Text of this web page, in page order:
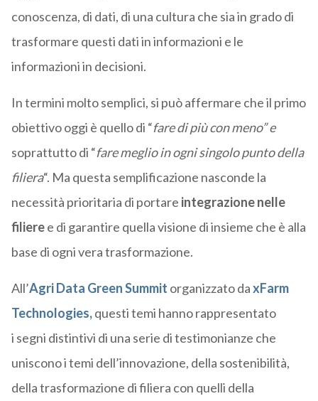
conoscenza, di dati, di una cultura che sia in grado di
trasformare questi dati in informazioni e le
informazioni in decisioni.
In termini molto semplici, si può affermare che il primo
obiettivo oggi è quello di “fare di più con meno” e
soprattutto di “fare meglio in ogni singolo punto della
filiera“. Ma questa semplificazione nasconde la
necessità prioritaria di portare integrazione nelle
filieree di garantire quella visione di insieme che è alla
base di ogni vera trasformazione.
All’Agri Data Green Summit organizzato daxFarm
Technologies,questi temi hanno rappresentato
i segni distintivi di una serie di testimonianze che
uniscono i temi dell’innovazione, della sostenibilità,
della trasformazione di filiera con quelli della